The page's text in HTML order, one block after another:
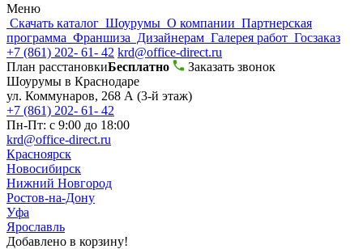
Меню
Скачать каталог Шоурумы О компании Партнерская
программа Франшиза Дизайнерам Галерея работ Госзаказ
+7 (861) 202- 61- 42 krd@office-direct.ru
План расстановкиБесплатно
Заказать звонок
Шоурумы в Краснодаре
ул. Коммунаров, 268 А (3-й этаж)
+7 (861) 202- 61- 42
Пн-Пт: с 9:00 до 18:00
krd@office-direct.ru
Красноярск
Новосибирск
Нижний Новгород
Ростов-на-Дону
Уфа
Ярославль
Добавлено в корзину!